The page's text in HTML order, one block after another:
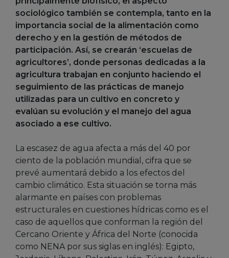
sociológico también se contempla, tanto en la
importancia social de la alimentación como
derecho y en la gestión de métodos de
participación. Así, se crearán ‘escuelas de
agricultores’, donde personas dedicadas a la
agricultura trabajan en conjunto haciendo el
seguimiento de las prácticas de manejo
utilizadas para un cultivo en concreto y
evalúan su evolución y el manejo del agua
asociado a ese cultivo.
La escasez de agua afecta a más del 40 por
ciento de la población mundial, cifra que se
prevé aumentará debido a los efectos del
cambio climático. Esta situación se torna más
alarmante en países con problemas
estructurales en cuestiones hídricas como es el
caso de aquellos que conforman la región del
Cercano Oriente y África del Norte (conocida
como NENA por sus siglas en inglés): Egipto,